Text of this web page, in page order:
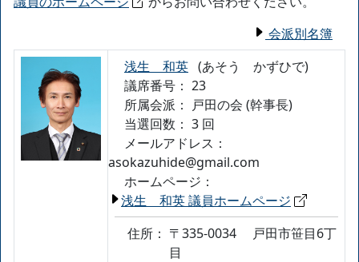
会派別名簿
浅生 和英 (あそう かずひで)
議席番号： 23
所属会派：
戸田の会 (幹事長)
当選回数： 3 回
メールアドレス：
asokazuhide@gmail.com
ホームページ：
浅生 和英 議員ホームページ
住所： 〒335-0034
戸田市笹目6丁
目